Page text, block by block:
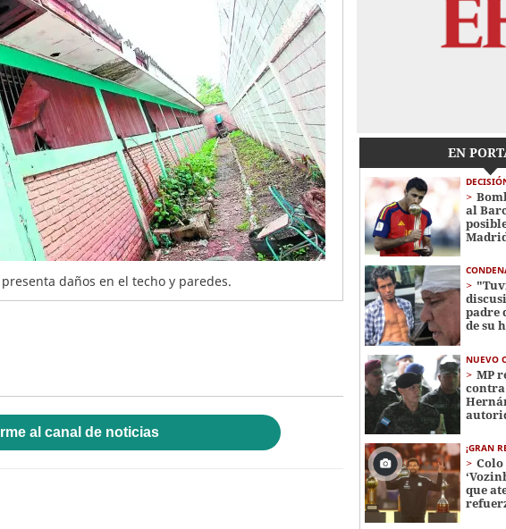
daños en el techo y paredes.
al canal de noticias
EN
al
padre
de su
NUEVO
MP
contra
¡GRAN
Colo
que